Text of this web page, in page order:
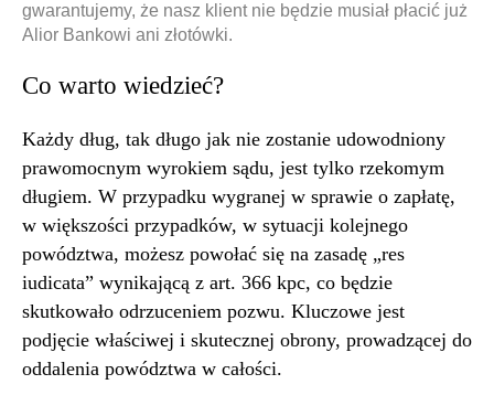
gwarantujemy, że nasz klient nie będzie musiał płacić już
Alior Bankowi ani złotówki.
Co warto wiedzieć?
Każdy dług, tak długo jak nie zostanie udowodniony
prawomocnym wyrokiem sądu, jest tylko rzekomym
długiem. W przypadku wygranej w sprawie o zapłatę,
w większości przypadków, w sytuacji kolejnego
powództwa, możesz powołać się na zasadę „res
iudicata” wynikającą z art. 366 kpc, co będzie
skutkowało odrzuceniem pozwu. Kluczowe jest
podjęcie właściwej i skutecznej obrony, prowadzącej do
oddalenia powództwa w całości.